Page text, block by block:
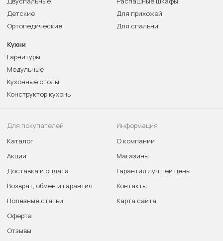
Детские
Ортопедические
Для прихожей
Для спальни
Кухни
Гарнитуры
Модульные
Кухонные столы
Конструктор кухонь
Для покупателей
Каталог
Акции
Доставка и оплата
Возврат, обмен и гарантия
Полезные статьи
Оферта
Отзывы
Информация
О компании
Магазины
Гарантия лучшей цены
Контакты
Карта сайта